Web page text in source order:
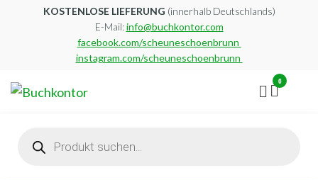
KOSTENLOSE LIEFERUNG (innerhalb Deutschlands)
E-Mail:info@buchkontor.com
facebook.com/scheuneschoenbrunn
instagram.com/scheuneschoenbrunn
0
search